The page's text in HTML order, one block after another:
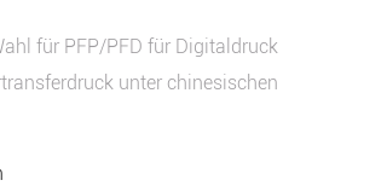
für PFP/PFD für Digitaldruck
unter chinesischen